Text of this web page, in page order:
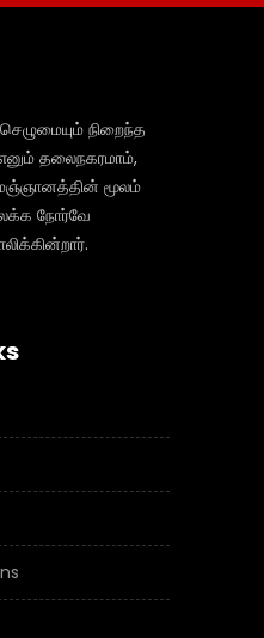
நிறைந்த
தலைநகரமாம்,
மூலம்
நோர்வே